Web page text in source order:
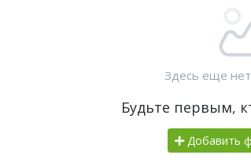
Здесь еще
Будьте первым,
Добавить